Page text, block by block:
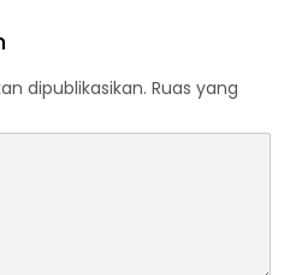
dipublikasikan. Ruas yang